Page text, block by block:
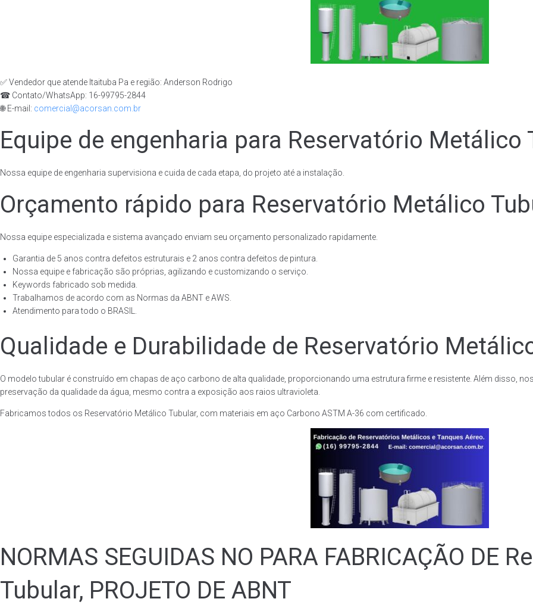
✅ Vendedor que atende Itaituba Pa e região: Anderson Rodrigo
☎ Contato/WhatsApp: 16-99795-2844
🌐 E-mail: comercial@acorsan.com.br
Equipe de engenharia para Reservatório Metálico
Nossa equipe de engenharia supervisiona e cuida de cada etapa, do projeto até a instalação.
Orçamento rápido para Reservatório Metálico
Nossa equipe especializada e sistema avançado enviam seu orçamento personalizado rapidamente.
Garantia de 5 anos contra defeitos estruturais e 2 anos contra defeitos de pintura.
Nossa equipe e fabricação são próprias, agilizando e customizando o serviço.
Keywords fabricado sob medida.
Trabalhamos de acordo com as Normas da ABNT e AWS.
Atendimento para todo o BRASIL.
Qualidade e Durabilidade de Reservatório
O modelo tubular é construído em chapas de aço carbono de alta qualidade, proporcionando uma estrutura firme e resistente. Além disso,
preservação da qualidade da água, mesmo contra a exposição aos raios ultravioleta.
Fabricamos todos os Reservatório Metálico Tubular, com materiais em aço Carbono ASTM A-36 com certificado.
NORMAS SEGUIDAS NO PARA FABRICAÇÃO DE
Tubular, PROJETO DE ABNT